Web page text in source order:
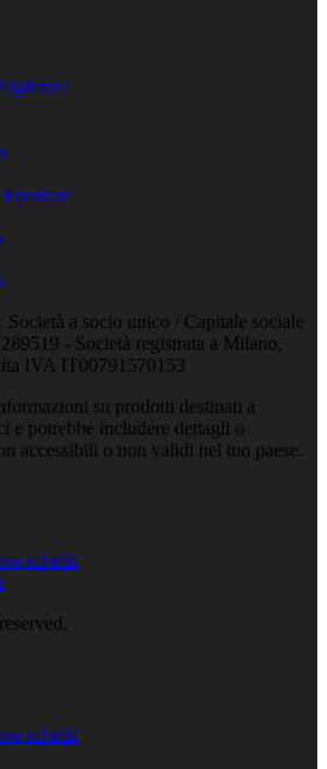
Fornitori
a socio unico / Capitale sociale
- Società registrata a Milano,
IVA IT00791570153
su prodotti destinati a
e potrebbe includere dettagli o
accessibili o non validi nel tuo paese.
scheda
scheda